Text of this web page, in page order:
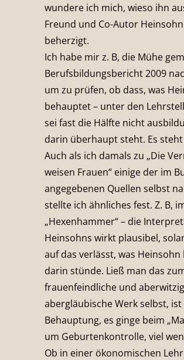
wundere ich mich, wieso ihn
Freund und Co-Autor
beherzigt.
Ich habe mir z. B, die Mühe
Berufsbildungsbericht 2009
um zu prüfen, ob dass, was
behauptet – unter den
sei fast die Hälfte nicht
darin überhaupt steht. Es
Auch als ich damals zu „Die
weisen Frauen“ einige der im
angegebenen Quellen selbst
stellte ich ähnliches fest. Z. B,
„Hexenhammer“ – die
Heinsohns wirkt plausibel,
auf das verlässt, was
darin stünde. Ließ man das
frauenfeindliche und
abergläubische Werk selbst, ist
Behauptung, es ginge beim
um Geburtenkontrolle, viel
Ob in einer ökonomischen